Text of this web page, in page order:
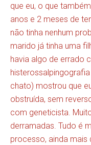
que eu, o que
anos e 2 meses de
não tinha nenhum
marido já tinha uma
havia algo de errado
chato) mostrou que
obstruída, sem
com geneticista.
derramadas. Tudo é
processo, ainda